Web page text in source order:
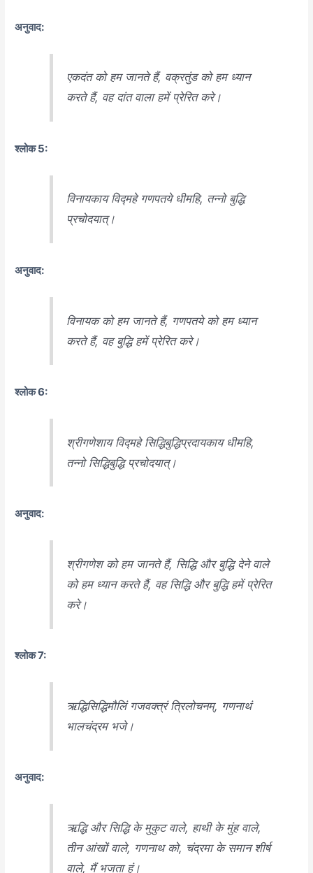
अनुवाद:
एकदंत को हम जानते हैं, वक्रतुंड को हम ध्यान
करते हैं, वह दांत वाला हमें प्रेरित करे।
श्लोक 5:
विनायकाय विद्महे गणपतये धीमहि, तन्नो बुद्धि
प्रचोदयात्।
अनुवाद:
विनायक को हम जानते हैं, गणपतये को हम ध्यान
करते हैं, वह बुद्धि हमें प्रेरित करे।
श्लोक 6:
श्रीगणेशाय विद्महे सिद्धिबुद्धिप्रदायकाय धीमहि,
तन्नो सिद्धिबुद्धि प्रचोदयात्।
अनुवाद:
श्रीगणेश को हम जानते हैं, सिद्धि और बुद्धि देने वाले
को हम ध्यान करते हैं, वह सिद्धि और बुद्धि हमें प्रेरित
करे।
श्लोक 7:
ऋद्धिसिद्धिमौलिं गजवक्त्रं त्रिलोचनम्, गणनाथं
भालचंद्रम भजे।
अनुवाद:
ऋद्धि और सिद्धि के मुकुट वाले, हाथी के मुंह वाले,
तीन आंखों वाले, गणनाथ को, चंद्रमा के समान शीर्ष
वाले, मैं भजता हूं।